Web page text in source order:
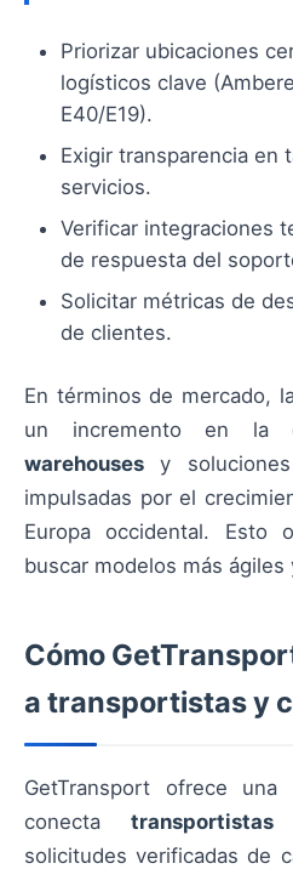
Priorizar ubicaciones
logísticos clave
E40/E19).
Exigir transparencia en
servicios.
Verificar integraciones
de respuesta del
Solicitar métricas de
de clientes.
En términos de mercado,
un incremento en la
warehouses y
impulsadas por el
Europa occidental. Esto
buscar modelos más ágiles
Cómo
a transportistas y
GetTransport ofrece una
conecta transportistas
solicitudes verificadas de